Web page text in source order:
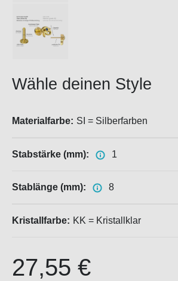
Wähle deinen Style
Materialfarbe: SI = Silberfarben
Stabstärke (mm): 1
Stablänge (mm): 8
Kristallfarbe: KK = Kristallklar
27,55 €